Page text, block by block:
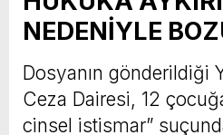
NEDENİYLE
Dosyanın gönderildiği
Ceza Dairesi, 12
cinsel istismar”